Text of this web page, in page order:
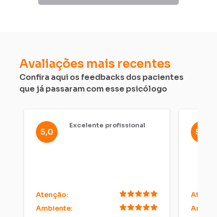
to
get
the
changing
20:00
Avaliações mais recentes
Confira aqui os feedbacks dos pacientes
que já passaram com esse psicólogo
5,0
Excelente profissional
Atenção:
Ambiente:
5,0